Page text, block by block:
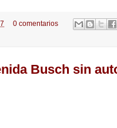
0 comentarios
Busch sin